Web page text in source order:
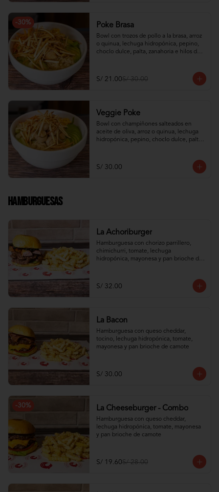
-30% Poke Brasa
Bowl con trozos de pollo a la brasa, arroz
o quinua, lechuga hidropónica, pepino,
choclo dulce, palta, zanahoria e hilos de
S/ 21.00S/ 30.00
Veggie Poke
Bowl con champiñones salteados en
aceite de oliva, arroz o quinua, lechuga
hidropónica, pepino, choclo dulce, palta,
S/ 30.00
Hamburguesas
La Achoriburger
Hamburguesa con chorizo parrillero,
chimichurri, tomate, lechuga
hidropónica, mayonesa y pan brioche de
S/ 32.00
La Bacon
Hamburguesa con queso cheddar,
tocino, lechuga hidropónica, tomate,
mayonesa y pan brioche de camote
S/ 30.00
-30% La Cheeseburger - Combo
Hamburguesa con queso cheddar,
lechuga hidropónica, tomate, mayonesa
y pan brioche de camote
S/ 19.60S/ 28.00